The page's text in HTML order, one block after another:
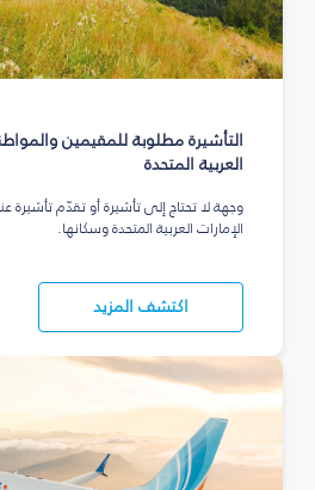
التأشيرة مطلوبة للمقيمين
العربية المتحدة
وجهة لا تحتاج إلى تأشيرة أو تقدّم
الإمارات العربية المتحدة وسكانها.
اكتشف المزيد